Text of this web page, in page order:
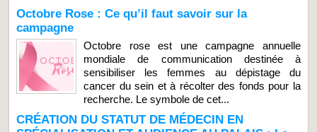
Octobre Rose : Ce qu’il faut savoir sur la
campagne
Octobre rose est une campagne annuelle
mondiale de communication destinée à
sensibiliser les femmes au dépistage du
cancer du sein et à récolter des fonds pour la
recherche. Le symbole de cet...
CRÉATION DU STATUT DE MÉDECIN EN